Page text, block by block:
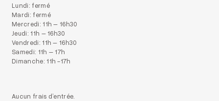
Lundi: fermé
Mardi: fermé
Mercredi: 11h – 16h30
Jeudi: 11h – 16h30
Vendredi: 11h – 16h30
Samedi: 11h – 17h
Dimanche: 11h -17h
Aucun frais d’entrée.